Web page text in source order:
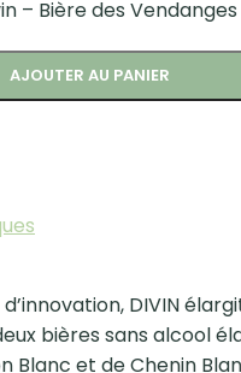
– Bière des
AJOUTER AU PANIER
DIVIN
bières sans alcool
Blanc et de Chenin